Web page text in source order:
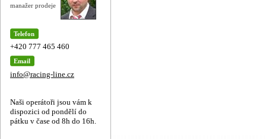
manažer prodeje
Telefon
+420 777 465 460
Email
info@racing-line.cz
Naši operátoři jsou vám k
dispozici od pondělí do
pátku v čase od 8h do 16h.